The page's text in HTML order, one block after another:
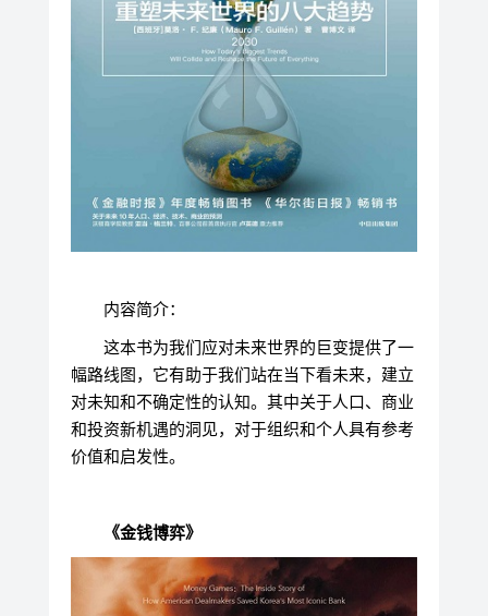
内容简介：
这本书为我们应对未来世界的巨变提供了一
幅路线图，它有助于我们站在当下看未来，建立
对未知和不确定性的认知。其中关于人口、商业
和投资新机遇的洞见，对于组织和个人具有参考
价值和启发性。
《金钱博弈》